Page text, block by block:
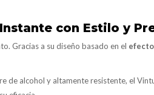
con Estilo y
Gracias a su diseño basado en el
de alcohol y altamente resistente, el